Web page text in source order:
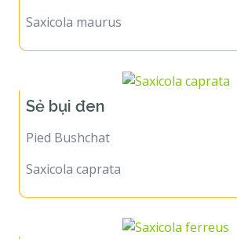
Saxicola maurus
Sẻ bụi đen
Pied Bushchat
Saxicola caprata